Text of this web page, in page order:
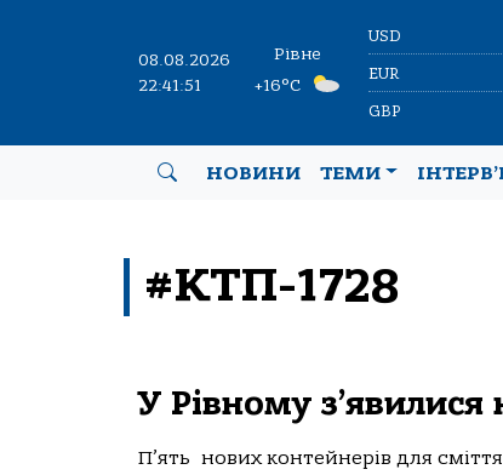
08.08.2026
22:41:51
Рівне
+16°C
USD
EUR
GBP
НОВИНИ ТЕМИ
#КТП-1728
У Рівному
П’ять нових контейнерів для